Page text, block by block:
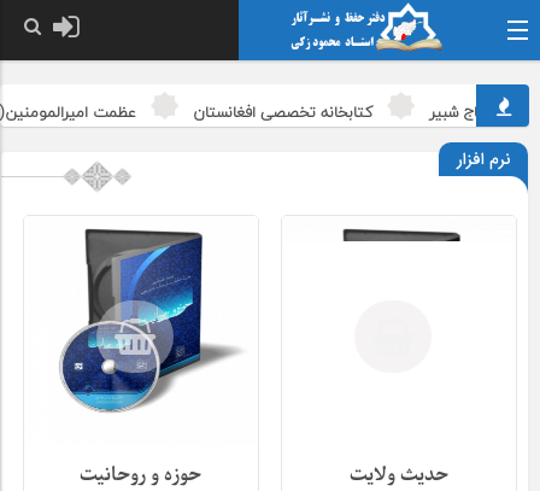
شهید حاج شبیر کتابخانه تخصصی افغانستان عظمت
نرم افزار
حدیث ولایت حوزه و روحانیت